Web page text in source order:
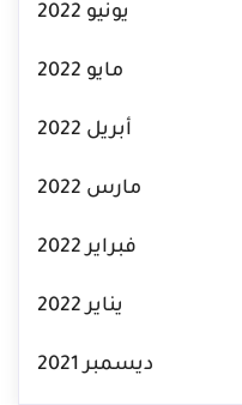
يونيو 2022
مايو 2022
أبريل 2022
مارس 2022
فبراير 2022
يناير 2022
ديسمبر 2021